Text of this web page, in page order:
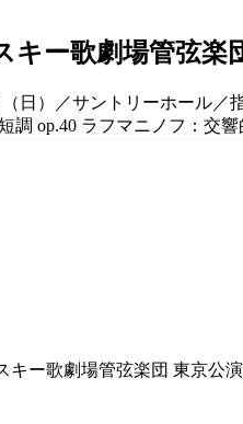
キー歌劇場管弦楽
（日）／サントリーホール
調 op.40 ラフマニノフ：交響